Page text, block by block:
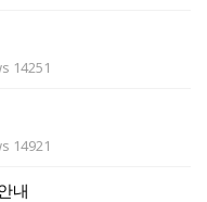
14251
14921
내